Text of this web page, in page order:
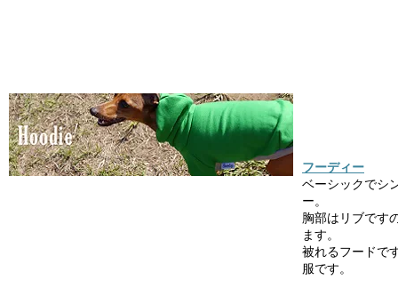
フーディー
ベーシックでシ
ー。
胸部はリブです
ます。
被れるフードで
服です。